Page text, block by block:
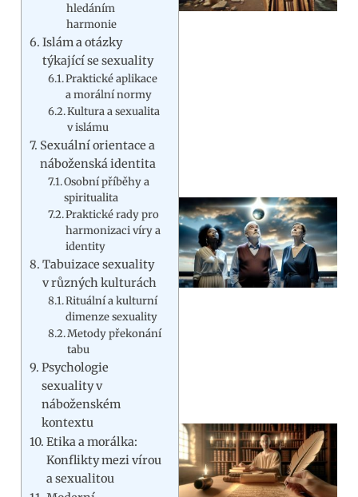
hledáním
harmonie
Islám a otázky
týkající se sexuality
Praktické aplikace
a morální normy
Kultura a sexualita
v islámu
Sexuální orientace a
náboženská identita
Osobní příběhy a
spiritualita
Praktické rady pro
harmonizaci víry a
identity
Tabuizace sexuality
v různých kulturách
Rituální a kulturní
dimenze sexuality
Metody překonání
tabu
Psychologie
sexuality v
náboženském
kontextu
Etika a morálka:
Konflikty mezi vírou
a sexualitou